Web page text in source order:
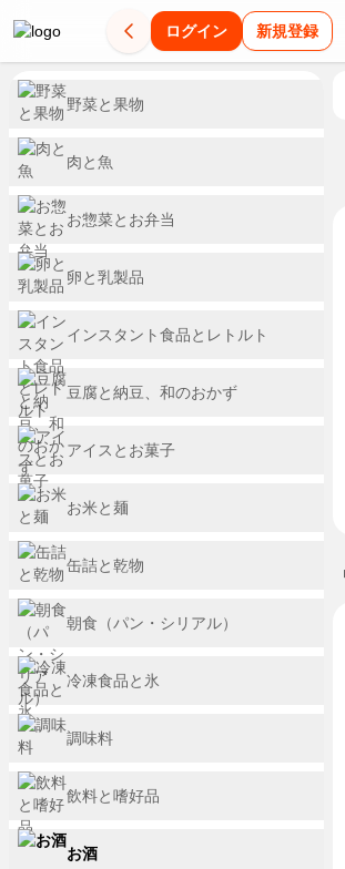
ログイン 新規登録
野菜と果物
肉と魚
お惣菜とお弁当
卵と乳製品
インスタント食品とレトルト
豆腐と納豆、和のおかず
アイスとお菓子
お米と麺
缶詰と乾物
朝食（パン・シリアル）
冷凍食品と氷
調味料
飲料と嗜好品
お酒